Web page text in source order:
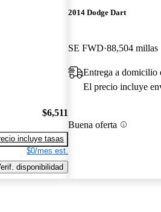
$6,511
incluye tasas
$0/mes est.
disponibilidad
2014 Dodge Dart
SE FWD 88,504 millas
Entrega a
El precio incluye
Buena oferta